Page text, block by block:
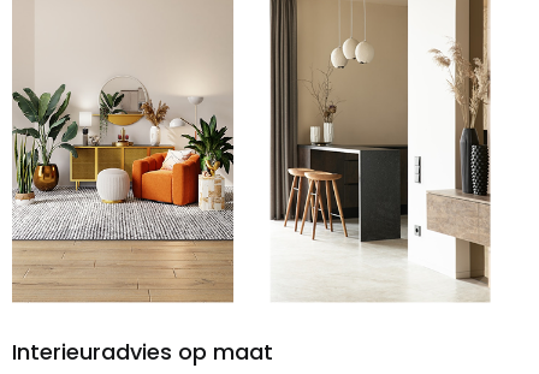
Interieuradvies op maat